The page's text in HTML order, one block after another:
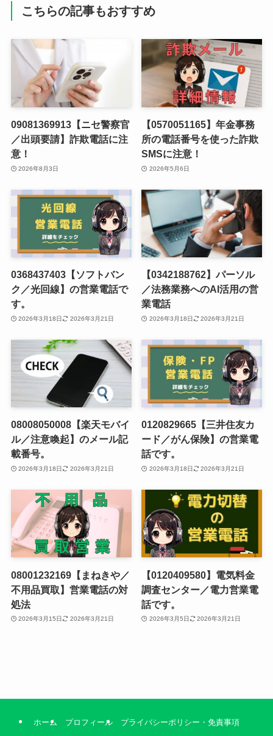
こちらの記事もおすすめ
09081369913【ニセ警察官
／出頭要請】詐欺電話に注
意！
2026年8月3日
【0570051165】年金事務
所の電話番号を使った詐欺
SMSに注意！
2026年5月6日
0368437403【ソフトバン
ク／光回線】の営業電話で
す。
2026年3月18日 2026年3月21日
【0342188762】パーソル
／法務業務へのAI活用の営
業電話
2026年3月18日 2026年3月21日
08008050008【楽天モバイ
ル／注意喚起】のメール記
載番号。
2026年3月18日 2026年3月21日
0120829665【三井住友カ
ード／がん保険】の営業電
話です。
2026年3月18日 2026年3月21日
08001232169【まねきや／
不用品買取】営業電話の対
処法
2026年3月15日 2026年3月21日
【0120409580】電気料金
調査センター／電力営業電
話です。
2026年3月5日 2026年3月21日
ホーム プロフィール プライバシーポリシー・免責事項